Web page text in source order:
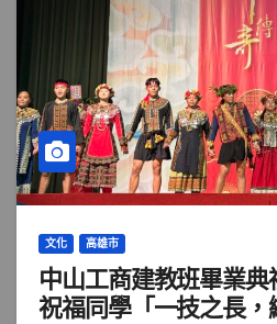
文化 高雄市
中山工商建教班畢業
祝福同學「一技之長，